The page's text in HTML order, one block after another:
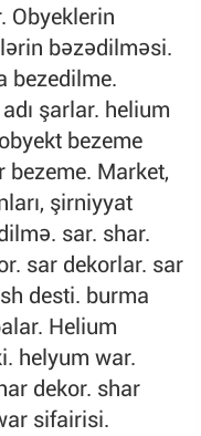
Obyeklerin
bəzədilməsi.
bezedilme.
şarlar. helium
bezeme
Market,
şirniyyat
sar. shar.
sar dekorlar. sar
desti. burma
Helium
helyum war.
dekor. shar
sifairisi.